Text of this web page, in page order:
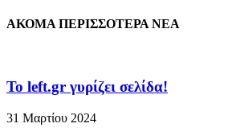
ΑΚΟΜΑ ΠΕΡΙΣΣΟΤΕΡΑ ΝΕΑ
To left.gr γυρίζει σελίδα!
31 Μαρτίου 2024